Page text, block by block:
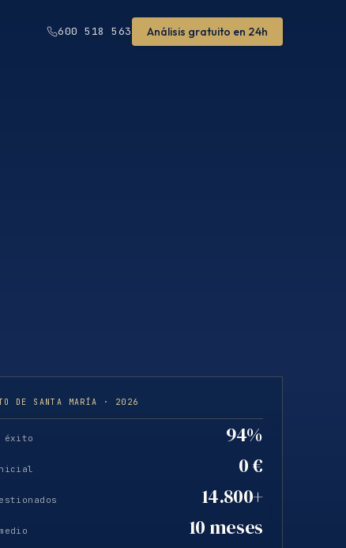
600 518 563 Análisis gratuito en 24h
DE SANTA MARÍA · 2026
éxito 94%
0 €
14.800+
10 meses